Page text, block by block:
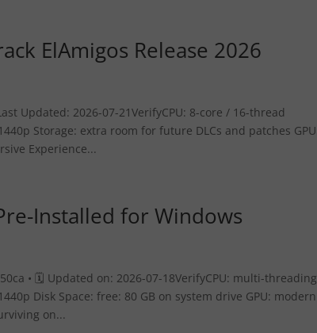
ElAmigos Release 2026
Updated: 2026-07-21VerifyCPU: 8-core / 16-thread
Storage: extra room for future DLCs and patches
Experience...
Installed for Windows
• 🗓 Updated on: 2026-07-18VerifyCPU: multi-threading
Disk Space: free: 80 GB on system drive GPU: modern
on...